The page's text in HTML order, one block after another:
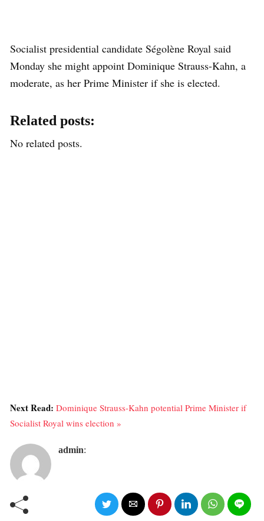
Socialist presidential candidate Ségolène Royal said
Monday she might appoint Dominique Strauss-Kahn, a
moderate, as her Prime Minister if she is elected.
Related posts:
No related posts.
Next Read: Dominique Strauss-Kahn potential Prime Minister if
Socialist Royal wins election »
admin: